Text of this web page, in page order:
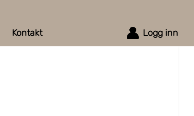
Kontakt Logg inn